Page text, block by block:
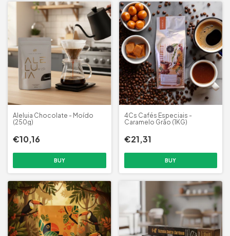
Aleluia Chocolate - Moído
(250g)
€10,16
4Cs Cafés Especiais -
Caramelo Grão (1KG)
€21,31